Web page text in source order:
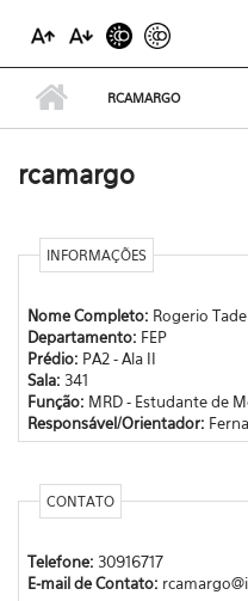
RCAMARGO
rcamargo
INFORMAÇÕES
Nome Completo: Rogerio
Departamento: FEP
Prédio: PA2 - Ala II
Sala: 341
Função: MRD - Estudante de
Responsável/Orientador:
CONTATO
Telefone: 30916717
E-mail de Contato: